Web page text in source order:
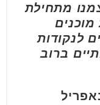
מתחילת
לנקודות
ברוב